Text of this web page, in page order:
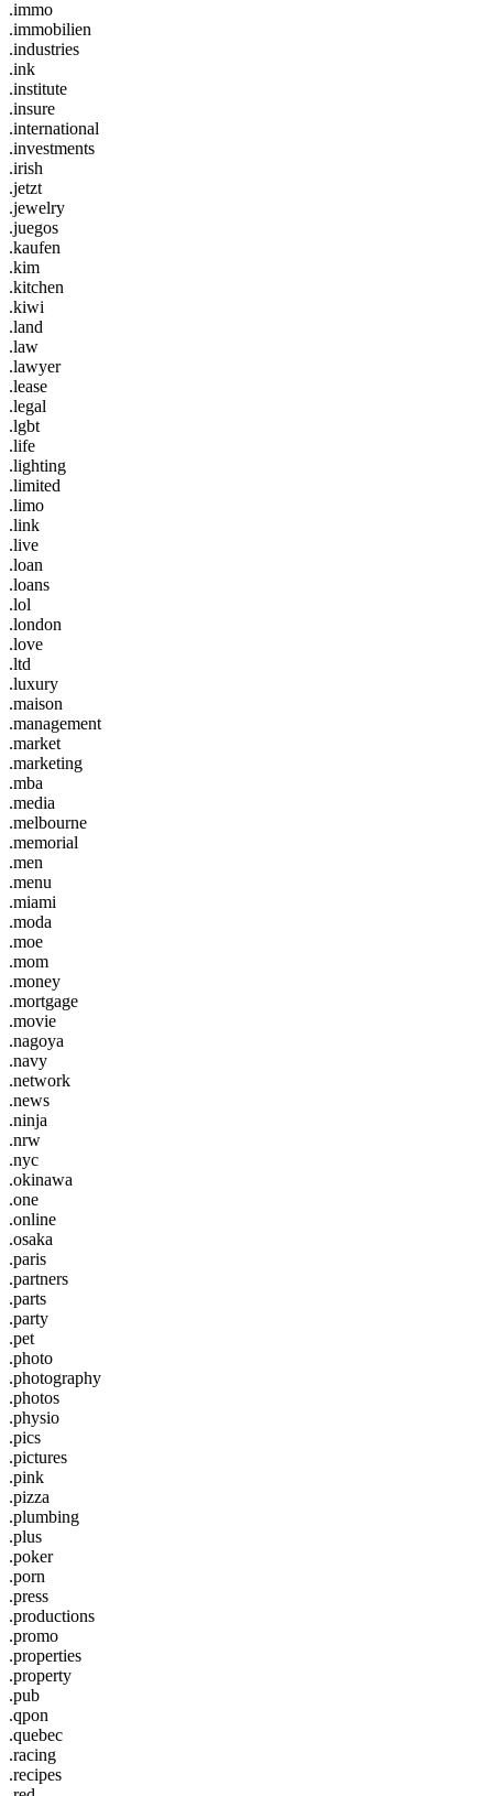
.immo
.immobilien
.industries
.ink
.institute
.insure
.international
.investments
.irish
.jetzt
.jewelry
.juegos
.kaufen
.kim
.kitchen
.kiwi
.land
.law
.lawyer
.lease
.legal
.lgbt
.life
.lighting
.limited
.limo
.link
.live
.loan
.loans
.lol
.london
.love
.ltd
.luxury
.maison
.management
.market
.marketing
.mba
.media
.melbourne
.memorial
.men
.menu
.miami
.moda
.moe
.mom
.money
.mortgage
.movie
.nagoya
.navy
.network
.news
.ninja
.nrw
.nyc
.okinawa
.one
.online
.osaka
.paris
.partners
.parts
.party
.pet
.photo
.photography
.photos
.physio
.pics
.pictures
.pink
.pizza
.plumbing
.plus
.poker
.porn
.press
.productions
.promo
.properties
.property
.pub
.qpon
.quebec
.racing
.recipes